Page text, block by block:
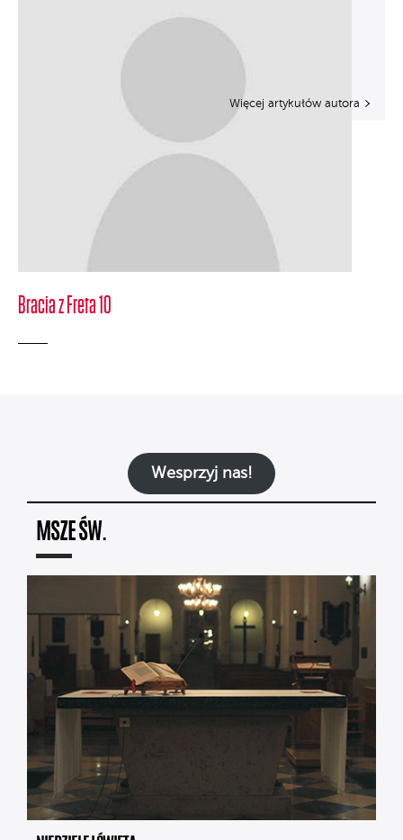
Bracia z Freta 10
Więcej artykułów autora
Wesprzyj nas!
MSZE ŚW.